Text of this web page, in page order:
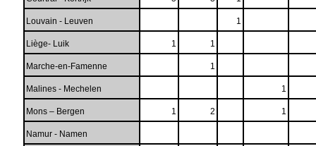
Louvain - Leuven 1
Liège- Luik 1 1
Marche-en-Famenne 1
Malines - Mechelen 1
Mons – Bergen 1 2 1
Namur - Namen